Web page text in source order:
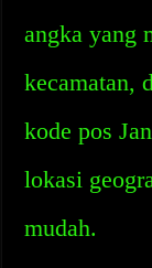
angka yang
kecamatan,
kode pos
lokasi
mudah.